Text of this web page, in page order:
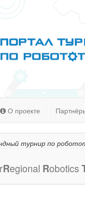
О проекте
турнир по
Regional Robotics